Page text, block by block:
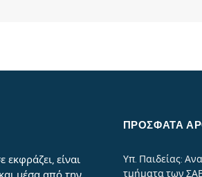
είναι
ΠΡΌΣΦΑΤΑ
Υπ. Παιδείας:
τμήματα των